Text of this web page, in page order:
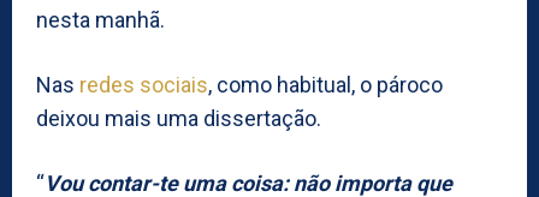
nesta manhã.
Nas redes sociais, como habitual, o pároco
deixou mais uma dissertação.
“Vou contar-te uma coisa: não importa que